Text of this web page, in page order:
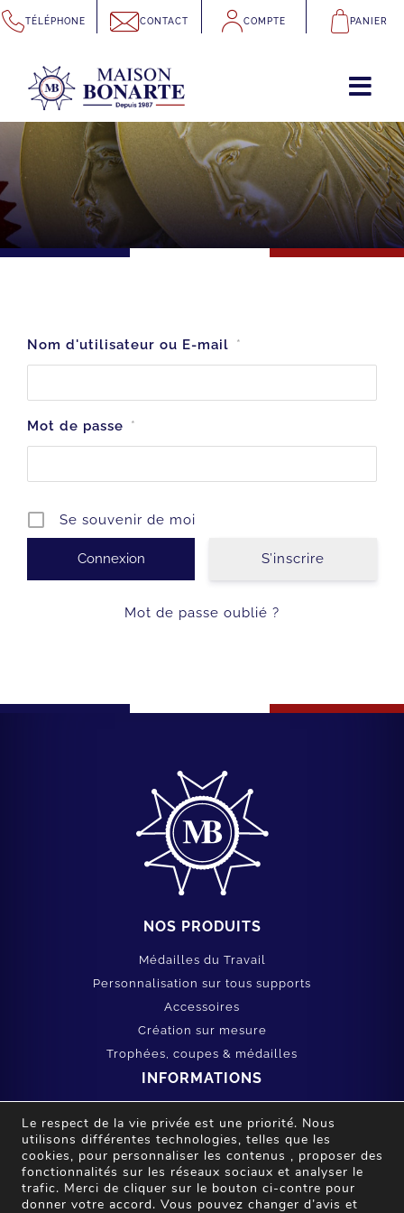
Passer
au
contenu
TÉLÉPHONE CONTACT COMPTE PANIER
Nom d'utilisateur ou E-mail *
Mot de passe *
Se souvenir de moi
S’inscrire
Mot de passe oublié ?
NOS PRODUITS
Médailles du Travail
Personnalisation sur tous supports
Accessoires
Création sur mesure
Trophées, coupes & médailles
INFORMATIONS
Conditions générales de vente
Vie privée et cookies
SERVICE CLIENT
Le respect de la vie privée est une priorité. Nous
utilisons différentes technologies, telles que les
cookies, pour personnaliser les contenus , proposer des
fonctionnalités sur les réseaux sociaux et analyser le
trafic. Merci de cliquer sur le bouton ci-contre pour
donner votre accord. Vous pouvez changer d’avis et